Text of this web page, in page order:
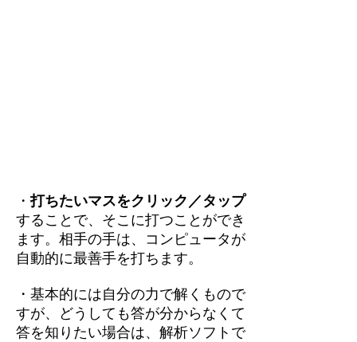
・打ちたいマスをクリック／タップ
することで、そこに打つことができ
ます。相手の手は、コンピュータが
自動的に最善手を打ちます。
・基本的には自分の力で解くもので
すが、どうしても答が分からなくて
答を知りたい場合は、解析ソフトで